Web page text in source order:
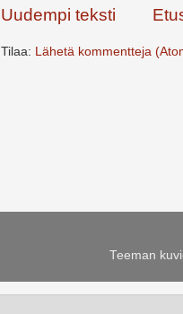
Uudempi teksti
Tilaa: Lähetä kommentteja
Teeman